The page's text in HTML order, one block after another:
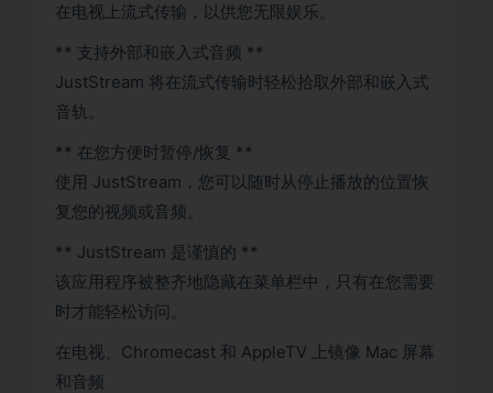
在电视上流式传输，以供您无限娱乐。
** 支持外部和嵌入式音频 **
JustStream 将在流式传输时轻松拾取外部和嵌入式
音轨。
** 在您方便时暂停/恢复 **
使用 JustStream，您可以随时从停止播放的位置恢
复您的视频或音频。
** JustStream 是谨慎的 **
该应用程序被整齐地隐藏在菜单栏中，只有在您需要
时才能轻松访问。
在电视、Chromecast 和 AppleTV 上镜像 Mac 屏幕
和音频